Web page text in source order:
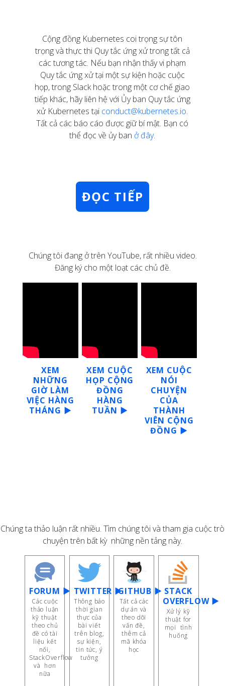
Cộng đồng Kubernetes coi trọng sự tôn
trọng và thực thi Quy tắc ứng xử trong tất cả
các tương tác. Nếu bạn nhận thấy vi phạm
Quy tắc ứng xử tại một sự kiện hoặc cuộc
họp, trong Slack hoặc trong một cơ chế giao
tiếp khác, hãy liên hệ với Ủy ban Quy tắc ứng
xử Kubernetes tại conduct@kubernetes.io.
Tất cả các báo cáo được giữ bí mật. Bạn có
thể đọc về ủy ban ở đây.
ĐỌC TIẾP
Chúng tôi đang ở trên YouTube, rất nhiều video.
Đăng ký cho một loạt các chủ đề.
XEM
NHỮNG
GIỜ LÀM
VIỆC HÀNG
THÁNG ▶
XEM CUỘC
HỌP CỘNG
ĐỒNG
HÀNG
TUẦN ▶
XEM CUỘC
NÓI
CHUYỆN
CỦA
THÀNH
VIÊN CỘNG
ĐỒNG ▶
Chúng ta thảo luận rất nhiều. Tìm chúng tôi và tham gia cuộc trò
chuyện trên bất kỳ những nền tảng này.
FORUM ▶
Các cuộc
thảo luận
kỹ thuật
theo chủ
đề có tài
liệu kết
nối,
StackOverflow
và hơn
nữa
TWITTER ▶
Thông báo
thời gian
thực của
bài viết
trên blog,
sự kiện,
tin tức, ý
tưởng
GITHUB ▶
Tất cả các
dự án và
theo dõi
vấn đề,
thêm cả
mã khóa
học
STACK
OVERFLOW ▶
Xử lý kỹ
thuật for
mọi tình
huống